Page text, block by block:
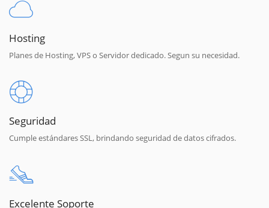
Hosting
Planes de Hosting, VPS o Servidor dedicado. Segun su necesidad.
Seguridad
Cumple estándares SSL, brindando seguridad de datos cifrados.
Excelente Soporte